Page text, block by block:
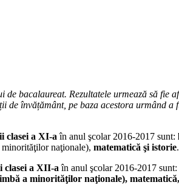
bacalaureat. Rezultatele urmează să fie
învățământ, pe baza acestora urmând
clasei a XI-a în anul şcolar 2016-2017 sunt:
naţionale), matematică şi istorie.
clasei a XII-a în anul şcolar 2016-2017 sunt:
a minorităţilor naţionale),